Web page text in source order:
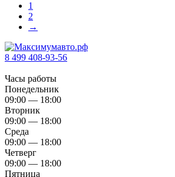
1
2
→
8 499 408-93-56
Часы работы
Понедельник
09:00 — 18:00
Вторник
09:00 — 18:00
Среда
09:00 — 18:00
Четверг
09:00 — 18:00
Пятница